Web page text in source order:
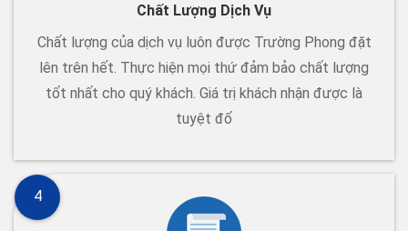
Chất Lượng Dịch Vụ
Chất lượng của dịch vụ luôn được Trường Phong đặt
lên trên hết. Thực hiện mọi thứ đảm bảo chất lượng
tốt nhất cho quý khách. Giá trị khách nhận được là
tuyệt đố
4